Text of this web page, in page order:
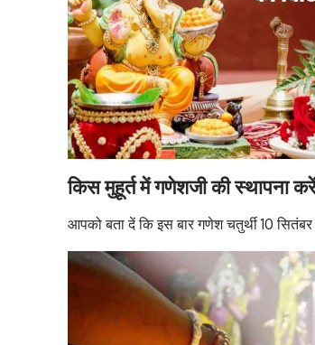
किस मुहूर्त में गणेशजी की स्थापना
आपको बता दें कि इस बार गणेश चतुर्थी 10